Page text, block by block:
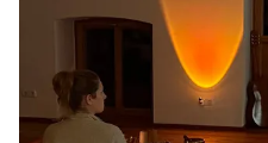
Seminarhaus
Pfaffing-
€389 – €439